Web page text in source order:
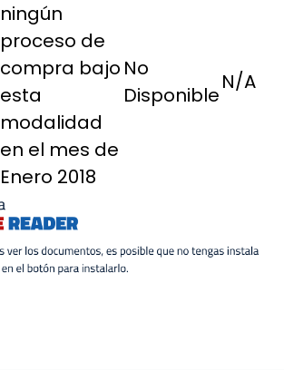
ningún
proceso de
compra bajo
esta
modalidad
en el mes de
Enero 2018
No
Disponible
N/A